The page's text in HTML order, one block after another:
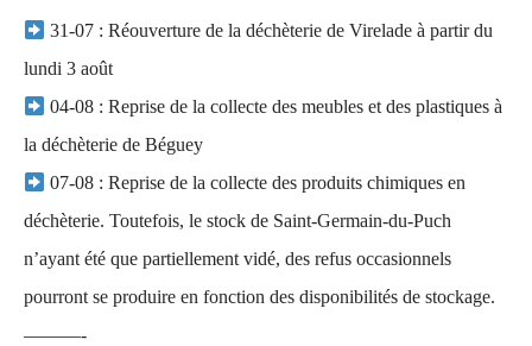
31-07 : Réouverture de la déchèterie de Virelade à partir du
lundi 3 août
⁣⁣⁣ 04-08 : Reprise de la collecte des meubles et des plastiques à
la déchèterie de Béguey
⁣⁣⁣ 07-08 : Reprise de la collecte des produits chimiques en
déchèterie. Toutefois, le stock de Saint-Germain-du-Puch
n’ayant été que partiellement vidé, des refus occasionnels
pourront se produire en fonction des disponibilités de stockage.
———-